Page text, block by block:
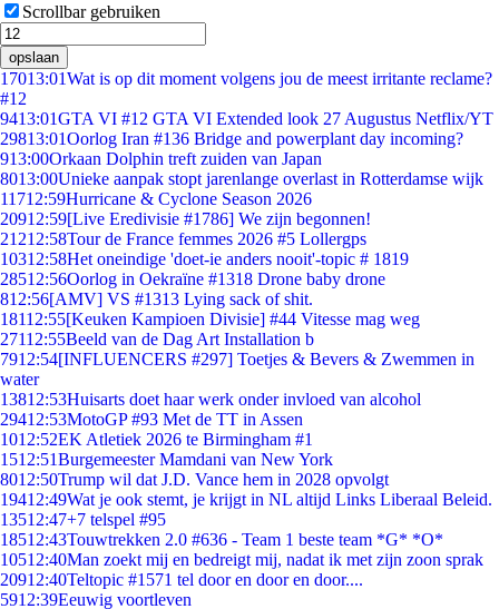
Scrollbar gebruiken
opslaan
17013:01Wat is op dit moment volgens jou de meest irritante reclame?
#12
9413:01GTA VI #12 GTA VI Extended look 27 Augustus Netflix/YT
29813:01Oorlog Iran #136 Bridge and powerplant day incoming?
913:00Orkaan Dolphin treft zuiden van Japan
8013:00Unieke aanpak stopt jarenlange overlast in Rotterdamse wijk
11712:59Hurricane & Cyclone Season 2026
20912:59[Live Eredivisie #1786] We zijn begonnen!
21212:58Tour de France femmes 2026 #5 Lollergps
10312:58Het oneindige 'doet-ie anders nooit'-topic # 1819
28512:56Oorlog in Oekraïne #1318 Drone baby drone
812:56[AMV] VS #1313 Lying sack of shit.
18112:55[Keuken Kampioen Divisie] #44 Vitesse mag weg
27112:55Beeld van de Dag Art Installation b
7912:54[INFLUENCERS #297] Toetjes & Bevers & Zwemmen in
water
13812:53Huisarts doet haar werk onder invloed van alcohol
29412:53MotoGP #93 Met de TT in Assen
1012:52EK Atletiek 2026 te Birmingham #1
1512:51Burgemeester Mamdani van New York
8012:50Trump wil dat J.D. Vance hem in 2028 opvolgt
19412:49Wat je ook stemt, je krijgt in NL altijd Links Liberaal Beleid.
13512:47+7 telspel #95
18512:43Touwtrekken 2.0 #636 - Team 1 beste team *G* *O*
10512:40Man zoekt mij en bedreigt mij, nadat ik met zijn zoon sprak
20912:40Teltopic #1571 tel door en door en door....
5912:39Eeuwig voortleven